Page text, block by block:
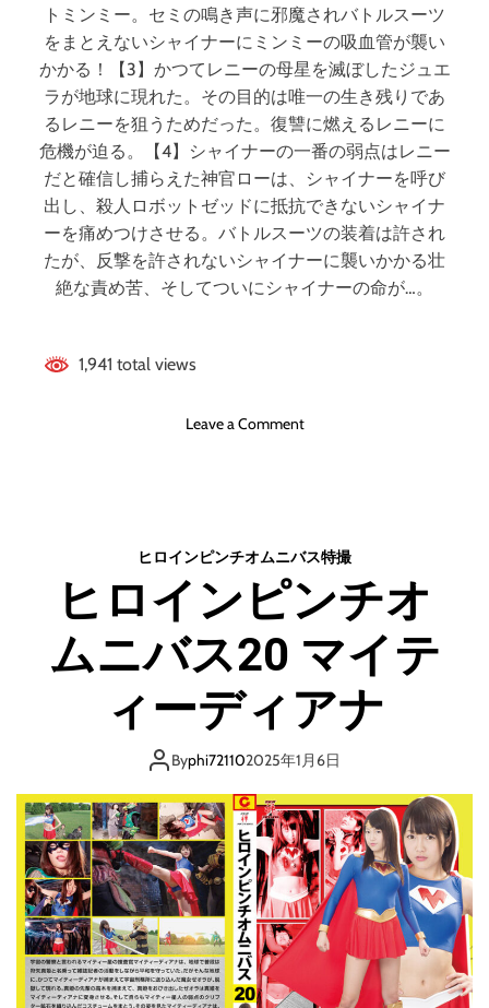
トミンミー。セミの鳴き声に邪魔されバトルスーツ
をまとえないシャイナーにミンミーの吸血管が襲い
かかる！【3】かつてレニーの母星を滅ぼしたジュエ
ラが地球に現れた。その目的は唯一の生き残りであ
るレニーを狙うためだった。復讐に燃えるレニーに
危機が迫る。【4】シャイナーの一番の弱点はレニー
だと確信し捕らえた神官ローは、シャイナーを呼び
出し、殺人ロボットゼッドに抵抗できないシャイナ
ーを痛めつけさせる。バトルスーツの装着は許され
たが、反撃を許されないシャイナーに襲いかかる壮
絶な責め苦、そしてついにシャイナーの命が…。
1,941 total views
Leave a Commento
ピ
ン
チ
オ
ム
ニ
バ
ス
銀
特
捜
シ
ャ
イ
ナ
ー
ヒロインピンチオムニバス特撮
ヒロインピンチオ
ムニバス20 マイテ
ィーディアナ
Byphi721102025年1月6日